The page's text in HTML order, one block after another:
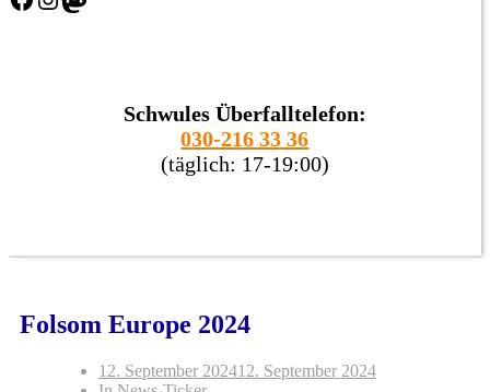
Schwules Überfalltelefon:
030-216 33 36
(täglich: 17-19:00)
Folsom Europe 2024
12. September 202412. September 2024